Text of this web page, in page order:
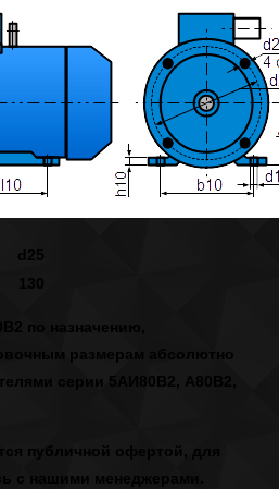
d25
по назначению,
размерам абсолютно
серии 5АИ80В2, А80В2,
публичной офертой, для
с нашими менеджерами.